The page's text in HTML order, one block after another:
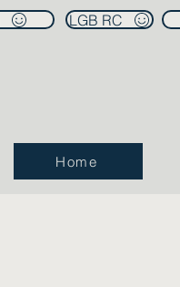
LGB RC
Home